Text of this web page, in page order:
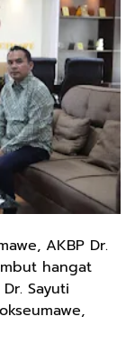
AKBP Dr.
hangat
Sayuti